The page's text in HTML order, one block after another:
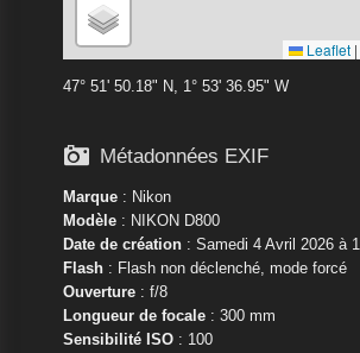
Leaflet |
47° 51' 50.18" N, 1° 53' 36.95" W
 Métadonnées EXIF
Marque: Nikon
Modèle: NIKON D800
Date de création: Samedi 4 Avril 2026 à
Flash: Flash non déclenché, mode forcé
Ouverture: f/8
Longueur de focale: 300 mm
Sensibilité ISO: 100